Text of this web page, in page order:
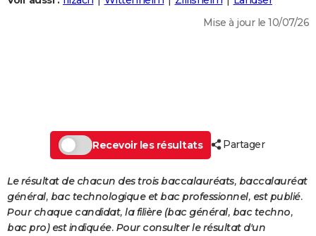
DICTIONNAIRE
Dictionnaire
Biographies
Expressions
Proverbes
PROGRAMME TV
COPAINS D'AVANT
S'inscrire
Se connecter
Lycées
Collèges
Primaires
Universités
Entreprises
Service militaire
Avis de recherche
AVIS DE DÉCÈS
Mise à jour le 10/07/26
Recevoir les résultats Partager
Le résultat de chacun des trois baccalauréats, baccalauréat
général, bac technologique et bac professionnel, est publié.
Pour chaque candidat, la filière (bac général, bac techno,
bac pro) est indiquée. Pour consulter le résultat d'un